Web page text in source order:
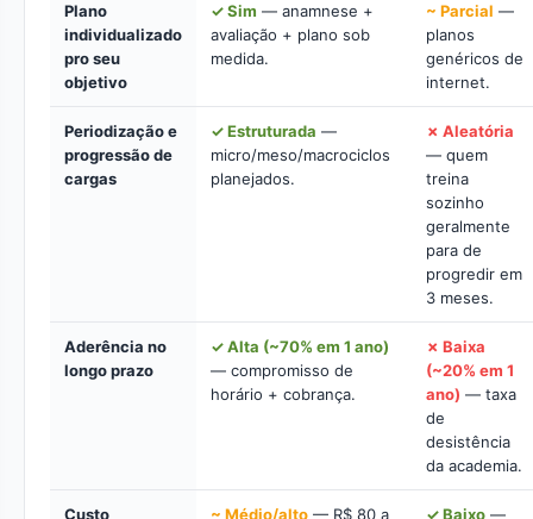
Plano
individualizado
pro seu
objetivo
✓ Sim — anamnese +
avaliação + plano sob
medida.
~ Parcial —
planos
genéricos de
internet.
Periodização e
progressão de
cargas
✓ Estruturada —
micro/meso/macrociclos
planejados.
✗ Aleatória
— quem
treina
sozinho
geralmente
para de
progredir em
3 meses.
Aderência no
longo prazo
✓ Alta (~70% em 1 ano)
— compromisso de
horário + cobrança.
✗ Baixa
(~20% em 1
ano) — taxa
de
desistência
da academia.
Custo ~ Médio/alto — R$ 80 a ✓ Baixo —